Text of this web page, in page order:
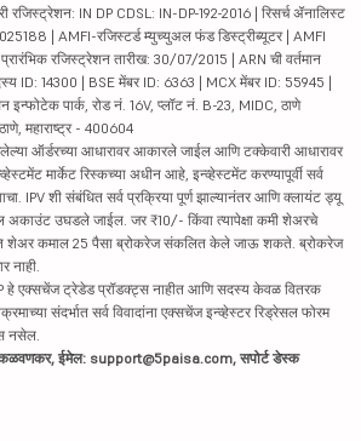
रजिस्ट्रेशन: IN DP CDSL: IN-DP-192-2016 | रिसर्च ॲनालिस्ट
| AMFI-रजिस्टर्ड म्युच्युअल फंड डिस्ट्रीब्यूटर | AMFI
रजिस्ट्रेशन तारीख: 30/07/2015 | ARN ची वर्तमान
ID: 14300 | BSE मेंबर ID: 6363 | MCX मेंबर ID: 55945 |
पार्क, रोड नं. 16V, प्लॉट नं. B-23, MIDC, ठाणे
महाराष्ट्र - 400604
ऑर्डरच्या आधारावर आकारले जाईल आणि टक्केवारी आधारावर
मार्केट रिस्कच्या अधीन आहे, इन्व्हेस्टमेंट करण्यापूर्वी सर्व
IPV शी संबंधित सर्व प्रक्रिया पूर्ण झाल्यानंतर आणि क्लायंट ड्यू
अकाउंट उघडले जाईल. जर ₹10/- किंवा त्यापेक्षा कमी शेअरचे
शेअर कमाल 25 पैसा ब्रोकरेज संकलित केले जाऊ शकते. ब्रोकरेज
नाही.
एक्सचेंज ट्रेडेड प्रॉडक्ट्स नाहीत आणि सदस्य केवळ वितरक
संदर्भात सर्व विवादांना एक्सचेंज इन्व्हेस्टर रिड्रेसल फोरम
नसेल.
कळवणकर, ईमेल: support@5paisa.com, सपोर्ट डेस्क